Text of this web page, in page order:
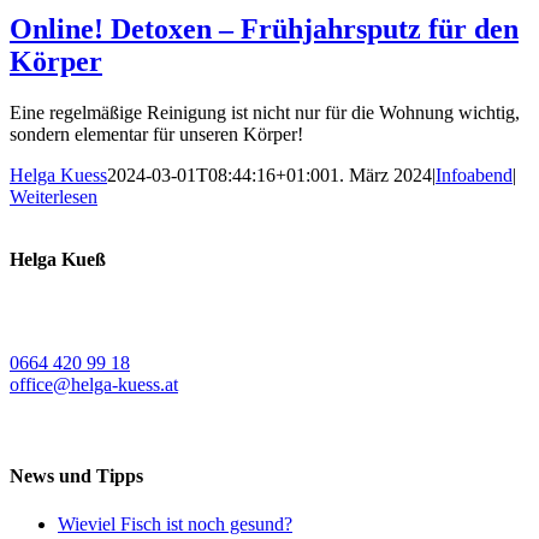
Online! Detoxen – Frühjahrsputz für den
Körper
Eine regelmäßige Reinigung ist nicht nur für die Wohnung wichtig,
sondern elementar für unseren Körper!
Helga Kuess2024-03-01T08:44:16+01:001. März 2024|Infoabend|
Weiterlesen
Helga Kueß
0664 420 99 18
office@helga-kuess.at
News und Tipps
Wieviel Fisch ist noch gesund?